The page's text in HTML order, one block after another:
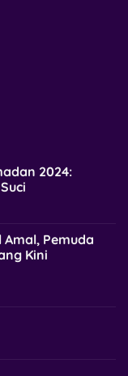
2024:
Pemuda
Kini